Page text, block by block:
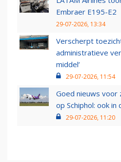
Embraer E195-E2
29-07-2026, 13:34
Verscherpt
administratieve
middel’
29-07-2026, 11:54
Goed nieuws
op Schiphol: ook
29-07-2026, 11:20